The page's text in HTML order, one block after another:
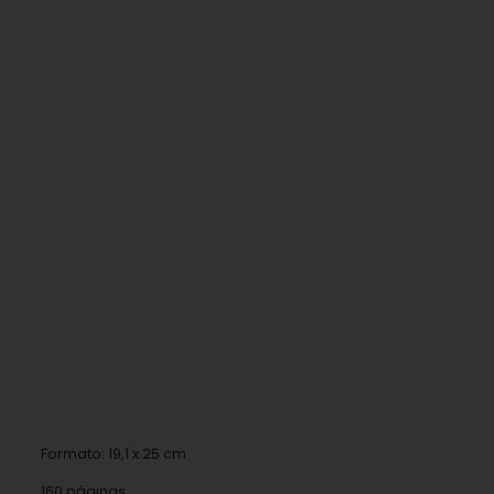
Formato: 19,1 x 25 cm